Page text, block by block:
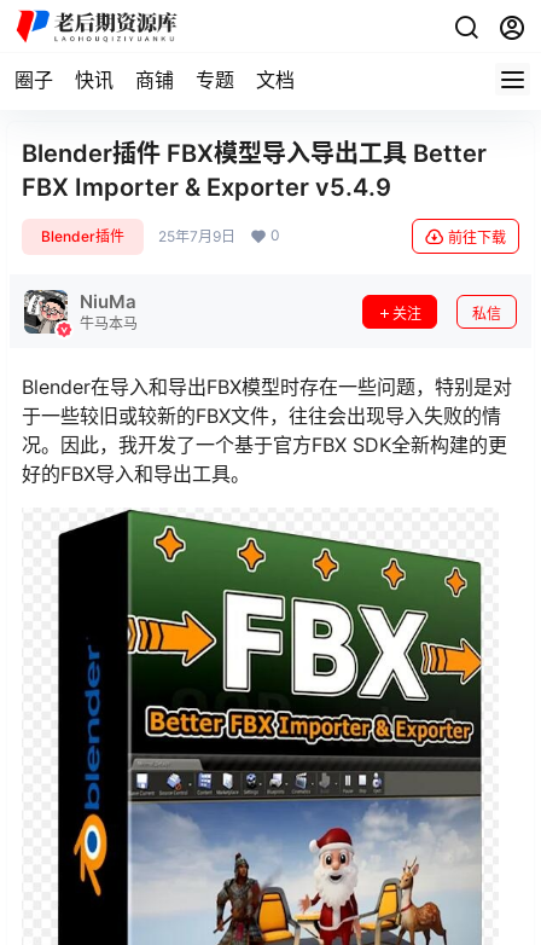
圈子 快讯 商铺 专题 文档
Blender插件 FBX模型导入导出工具 Better
FBX Importer & Exporter v5.4.9
Blender插件 25年7月9日 0 前往下载
NiuMa
牛马本马
关注 私信
Blender在导入和导出FBX模型时存在一些问题，特别是对
于一些较旧或较新的FBX文件，往往会出现导入失败的情
况。因此，我开发了一个基于官方FBX SDK全新构建的更
好的FBX导入和导出工具。